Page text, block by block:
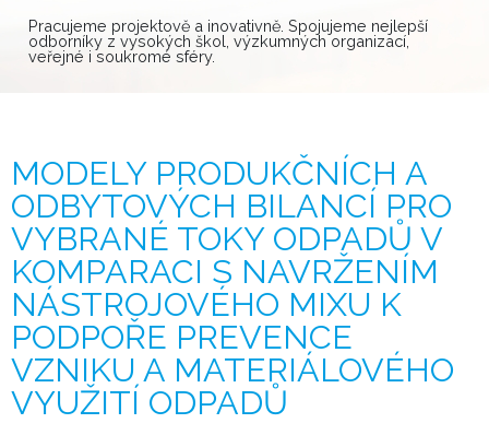
Pracujeme projektově a inovativně. Spojujeme nejlepší
odborníky z vysokých škol, výzkumných organizací,
veřejné i soukromé sféry.
MODELY PRODUKČNÍCH A
ODBYTOVÝCH BILANCÍ PRO
VYBRANÉ TOKY ODPADŮ V
KOMPARACI S NAVRŽENÍM
NÁSTROJOVÉHO MIXU K
PODPOŘE PREVENCE
VZNIKU A MATERIÁLOVÉHO
VYUŽITÍ ODPADŮ